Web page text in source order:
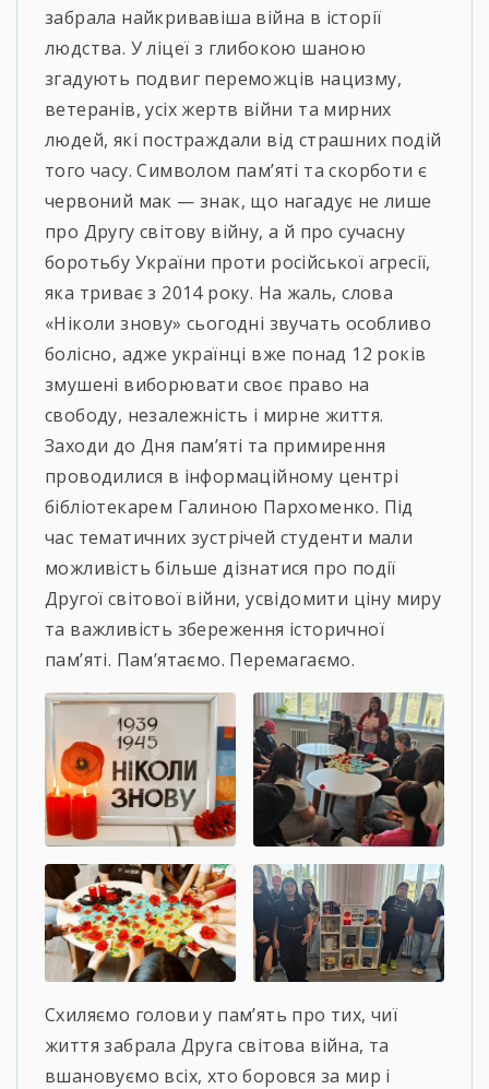
забрала найкривавіша війна в історії
людства. У ліцеї з глибокою шаною
згадують подвиг переможців нацизму,
ветеранів, усіх жертв війни та мирних
людей, які постраждали від страшних подій
того часу. Символом пам’яті та скорботи є
червоний мак — знак, що нагадує не лише
про Другу світову війну, а й про сучасну
боротьбу України проти російської агресії,
яка триває з 2014 року. На жаль, слова
«Ніколи знову» сьогодні звучать особливо
болісно, адже українці вже понад 12 років
змушені виборювати своє право на
свободу, незалежність і мирне життя.
Заходи до Дня пам’яті та примирення
проводилися в інформаційному центрі
бібліотекарем Галиною Пархоменко. Під
час тематичних зустрічей студенти мали
можливість більше дізнатися про події
Другої світової війни, усвідомити ціну миру
та важливість збереження історичної
пам’яті. Пам’ятаємо. Перемагаємо.
Схиляємо голови у пам’ять про тих, чиї
життя забрала Друга світова війна, та
вшановуємо всіх, хто боровся за мир і